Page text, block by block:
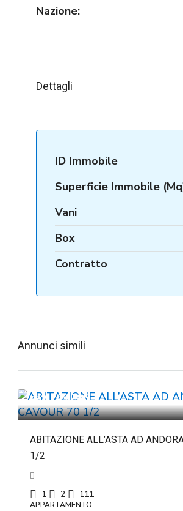
Nazione:
Dettagli
ID Immobile
Superficie Immobile
Vani
Box
Contratto
Annunci simili
da€263.286
ABITAZIONE ALL’ASTA AD
1/2
1 2 111
APPARTAMENTO